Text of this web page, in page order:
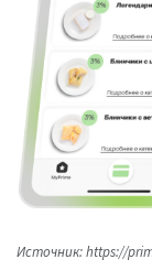
Источник: https://